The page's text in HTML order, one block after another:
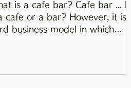
is a cafe bar? Cafe bar ... Is
cafe or a bar? However, it is a
business model in which